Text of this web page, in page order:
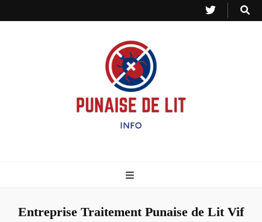
– Info
Entreprise Traitement Punaise de Lit Vif